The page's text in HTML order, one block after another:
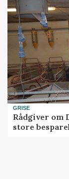
GRISE
Rådgiver om
store